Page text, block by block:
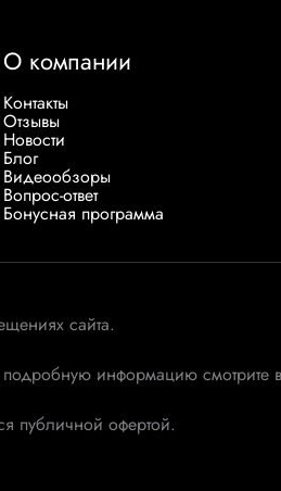
О компании
Контакты
Отзывы
Новости
Блог
Видеообзоры
Вопрос-ответ
Бонусная программа
сайта.
информацию смотрите
публичной офертой.